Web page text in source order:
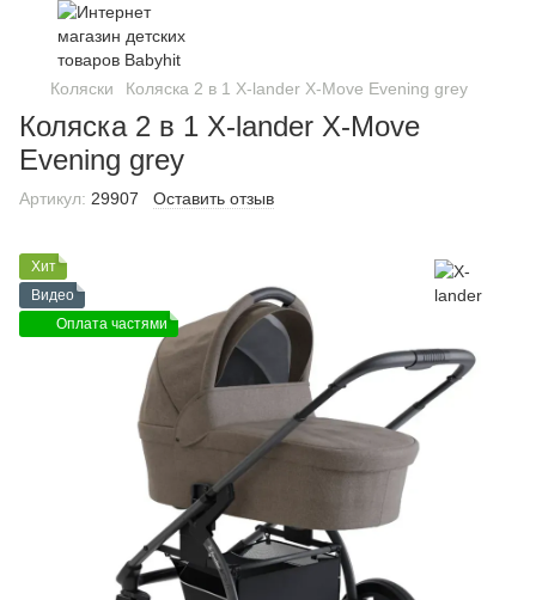
Коляски Коляска 2 в 1 X-lander X-Move Evening grey
Коляска 2 в 1 X-lander X-Move
Evening grey
Артикул: 29907 Оставить отзыв
Хит
Видео
Оплата частями